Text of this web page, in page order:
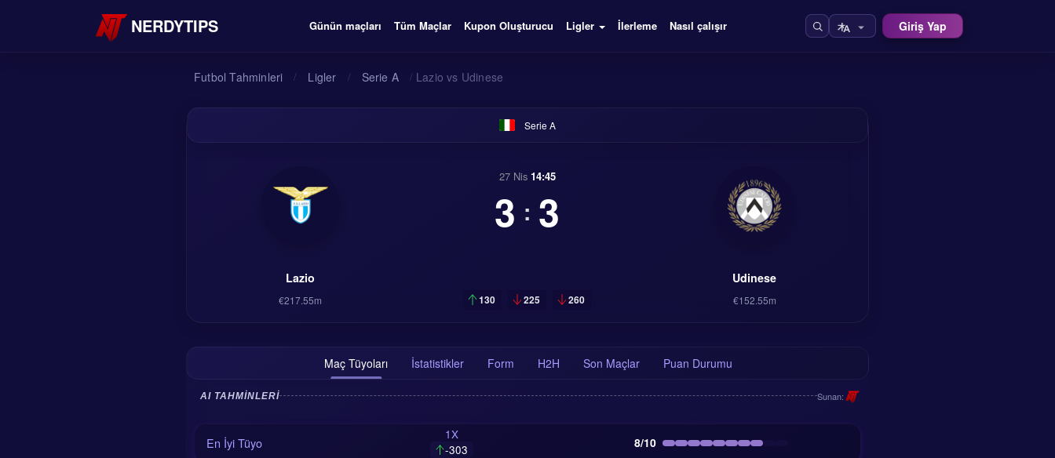
NERDYTIPS Günün maçları Tüm Maçlar Kupon Oluşturucu Ligler İlerleme Nasıl çalışır Giriş Yap
Futbol Tahminleri / Ligler / Serie A / Lazio vs Udinese
Serie A
Lazio
€217.55m
27 Nis 14:45
3 : 3
130 225 260
Udinese
€152.55m
Maç Tüyoları İstatistikler Form H2H Son Maçlar Puan Durumu
AI TAHMINLERI Sunan:
En İyi Tüyo
1X
-303
8/10